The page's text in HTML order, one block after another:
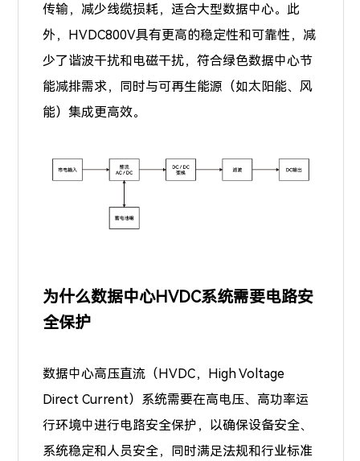
传输，减少线缆损耗，适合大型数据中心。此
外，HVDC800V具有更高的稳定性和可靠性，减
少了谐波干扰和电磁干扰，符合绿色数据中心节
能减排需求，同时与可再生能源（如太阳能、风
能）集成更高效。
为什么数据中心HVDC系统需要电路安
全保护
数据中心高压直流（HVDC，High Voltage
Direct Current）系统需要在高电压、高功率运
行环境中进行电路安全保护，以确保设备安全、
系统稳定和人员安全，同时满足法规和行业标准